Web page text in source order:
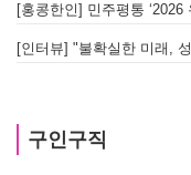
구인구직